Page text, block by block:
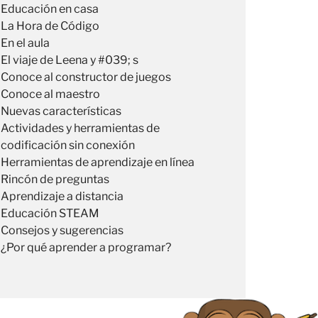
Educación en casa
La Hora de Código
En el aula
El viaje de Leena y #039; s
Conoce al constructor de juegos
Conoce al maestro
Nuevas características
Actividades y herramientas de
codificación sin conexión
Herramientas de aprendizaje en línea
Rincón de preguntas
Aprendizaje a distancia
Educación STEAM
Consejos y sugerencias
¿Por qué aprender a programar?